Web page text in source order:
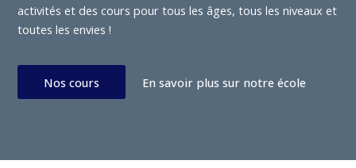
activités et des cours pour tous les âges, tous les niveaux et
toutes les envies !
Nos cours En savoir plus sur notre école